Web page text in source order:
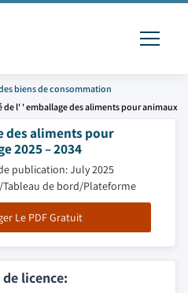
biens de consommation
de l' ' emballage des aliments pour animaux
des aliments pour
2025 – 2034
publication: July 2025
de bord/Plateforme
Le PDF Gratuit
licence: